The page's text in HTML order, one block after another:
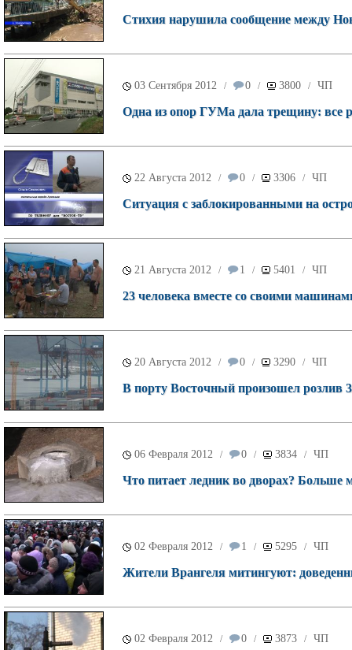
Стихия нарушила сообщение между
03 Сентября 2012 / 0 / 3800 / ЧП
Одна из опор ГУМа дала трещину: все
22 Августа 2012 / 0 / 3306 / ЧП
Ситуация с заблокированными на
21 Августа 2012 / 1 / 5401 / ЧП
23 человека вместе со своими
20 Августа 2012 / 0 / 3290 / ЧП
В порту Восточный произошел розлив
06 Февраля 2012 / 0 / 3834 / ЧП
Что питает ледник во дворах? Больше
02 Февраля 2012 / 1 / 5295 / ЧП
Жители Врангеля митингуют:
02 Февраля 2012 / 0 / 3873 / ЧП